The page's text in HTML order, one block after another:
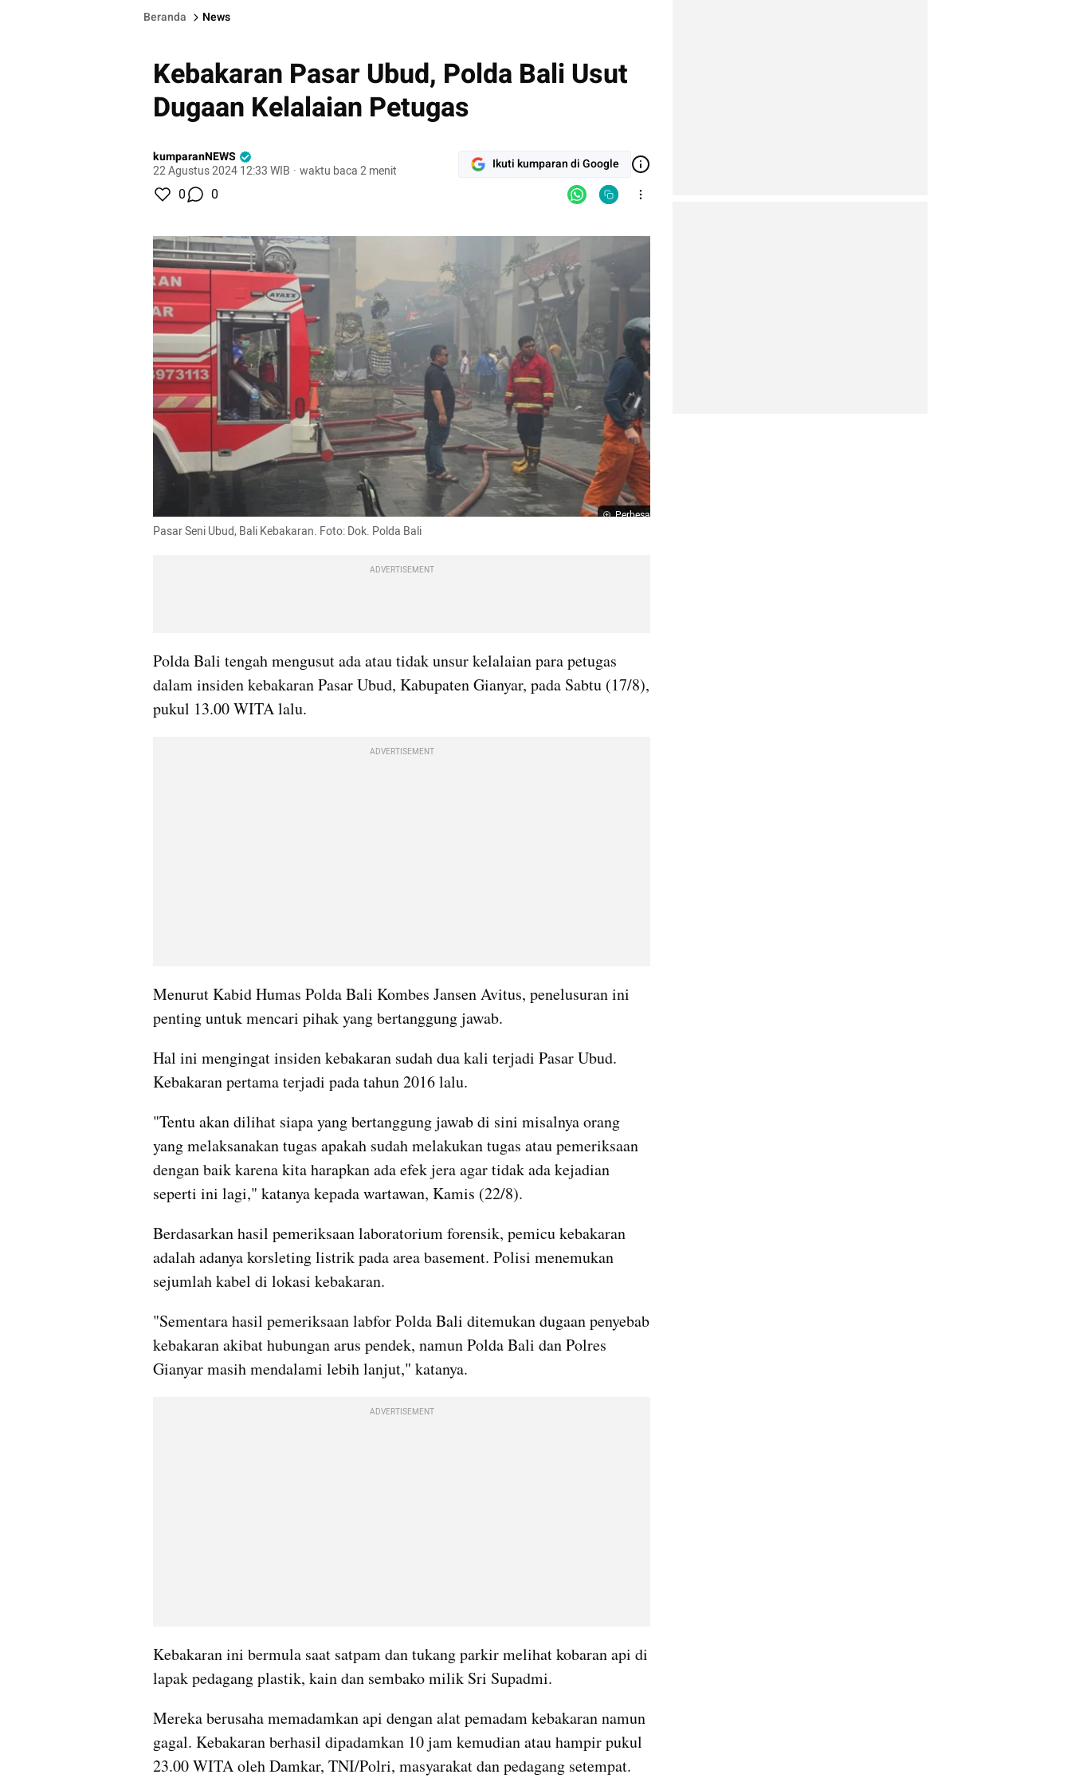
Beranda News
Kebakaran Pasar Ubud, Polda Bali Usut
Dugaan Kelalaian Petugas
kumparanNEWS
22 Agustus 2024 12:33 WIB · waktu baca 2 menit Ikuti kumparan di Google
0 0
Perbesar
Pasar Seni Ubud, Bali Kebakaran. Foto: Dok. Polda Bali
ADVERTISEMENT
Polda Bali tengah mengusut ada atau tidak unsur kelalaian para petugas
dalam insiden kebakaran Pasar Ubud, Kabupaten Gianyar, pada Sabtu (17/8),
pukul 13.00 WITA lalu.
ADVERTISEMENT
Menurut Kabid Humas Polda Bali Kombes Jansen Avitus, penelusuran ini
penting untuk mencari pihak yang bertanggung jawab.
Hal ini mengingat insiden kebakaran sudah dua kali terjadi Pasar Ubud.
Kebakaran pertama terjadi pada tahun 2016 lalu.
"Tentu akan dilihat siapa yang bertanggung jawab di sini misalnya orang
yang melaksanakan tugas apakah sudah melakukan tugas atau pemeriksaan
dengan baik karena kita harapkan ada efek jera agar tidak ada kejadian
seperti ini lagi," katanya kepada wartawan, Kamis (22/8).
Berdasarkan hasil pemeriksaan laboratorium forensik, pemicu kebakaran
adalah adanya korsleting listrik pada area basement. Polisi menemukan
sejumlah kabel di lokasi kebakaran.
"Sementara hasil pemeriksaan labfor Polda Bali ditemukan dugaan penyebab
kebakaran akibat hubungan arus pendek, namun Polda Bali dan Polres
Gianyar masih mendalami lebih lanjut," katanya.
ADVERTISEMENT
Kebakaran ini bermula saat satpam dan tukang parkir melihat kobaran api di
lapak pedagang plastik, kain dan sembako milik Sri Supadmi.
Mereka berusaha memadamkan api dengan alat pemadam kebakaran namun
gagal. Kebakaran berhasil dipadamkan 10 jam kemudian atau hampir pukul
23.00 WITA oleh Damkar, TNI/Polri, masyarakat dan pedagang setempat.